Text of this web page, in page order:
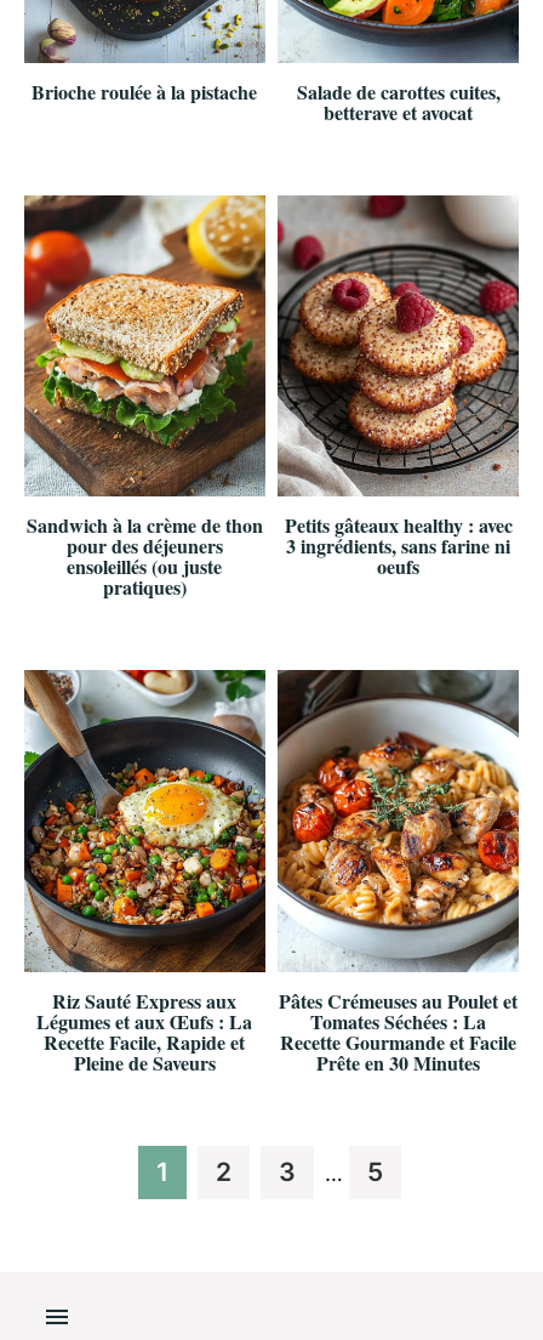
Brioche roulée à la pistache Salade de carottes cuites,
betterave et avocat
Sandwich à la crème de thon
pour des déjeuners
ensoleillés (ou juste
pratiques)
Petits gâteaux healthy : avec
3 ingrédients, sans farine ni
oeufs
Riz Sauté Express aux
Légumes et aux Œufs : La
Recette Facile, Rapide et
Pleine de Saveurs
Pâtes Crémeuses au Poulet et
Tomates Séchées : La
Recette Gourmande et Facile
Prête en 30 Minutes
Page
1 Page
2 Page
3
Interim
… Page
5